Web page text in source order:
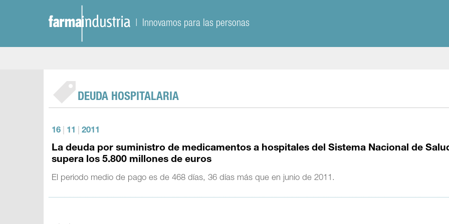
| Innovamos para las personas
DEUDA HOSPITALARIA
16 11 2011
La deuda por suministro de medicamentos a hospitales del Sistema Nacional de
supera los 5.800 millones de euros
El periodo medio de pago es de 468 días, 36 días más que en junio de 2011.